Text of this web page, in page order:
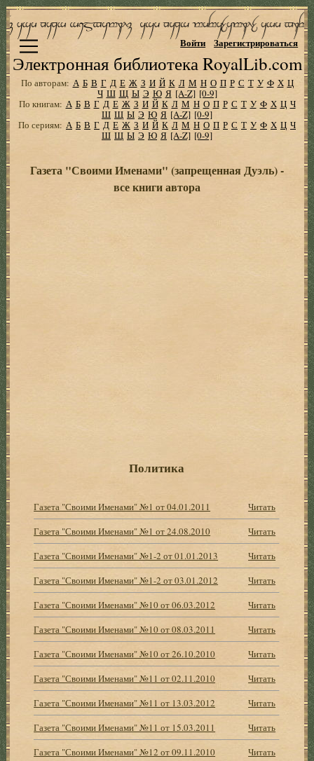
Электронная библиотека RoyalLib.com
Войти Зарегистрироваться
По авторам: А Б В Г Д Е Ж З И Й К Л М Н О П Р С Т У Ф Х Ц
Ч Ш Щ Ы Э Ю Я [A-Z] [0-9]
По книгам: А Б В Г Д Е Ж З И Й К Л М Н О П Р С Т У Ф Х Ц Ч
Ш Щ Ы Э Ю Я [A-Z] [0-9]
По сериям: А Б В Г Д Е Ж З И Й К Л М Н О П Р С Т У Ф Х Ц Ч
Ш Щ Ы Э Ю Я [A-Z] [0-9]
Газета "Своими Именами" (запрещенная Дуэль) -
все книги автора
Политика
Газета "Своими Именами" №1 от 04.01.2011
Читать
Газета "Своими Именами" №1 от 24.08.2010
Читать
Газета "Своими Именами" №1-2 от 01.01.2013
Читать
Газета "Своими Именами" №1-2 от 03.01.2012
Читать
Газета "Своими Именами" №10 от 06.03.2012
Читать
Газета "Своими Именами" №10 от 08.03.2011
Читать
Газета "Своими Именами" №10 от 26.10.2010
Читать
Газета "Своими Именами" №11 от 02.11.2010
Читать
Газета "Своими Именами" №11 от 13.03.2012
Читать
Газета "Своими Именами" №11 от 15.03.2011
Читать
Газета "Своими Именами" №12 от 09.11.2010
Читать